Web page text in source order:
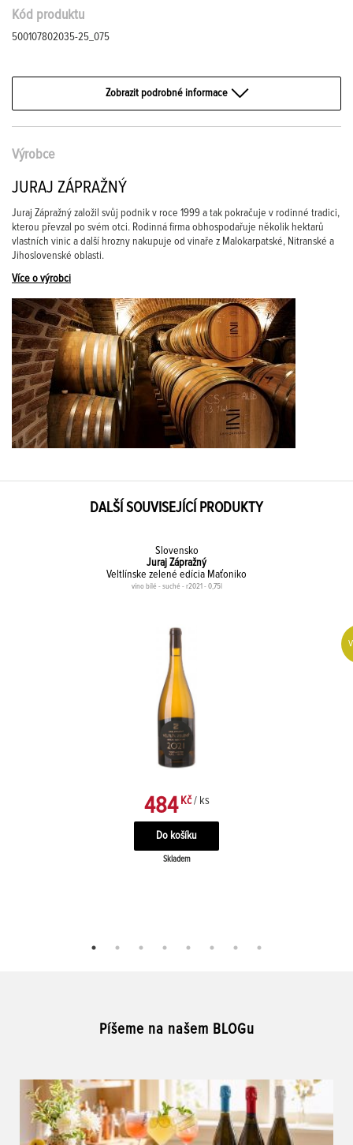
Kód produktu
500107802035-25_075
Zobrazit podrobné informace
Výrobce
JURAJ ZÁPRAŽNÝ
Juraj Zápražný založil svůj podnik v roce 1999 a tak pokračuje v rodinné tradici,
kterou převzal po svém otci. Rodinná firma obhospodařuje několik hektarů
vlastních vinic a další hrozny nakupuje od vinaře z Malokarpatské, Nitranské a
Jihoslovenské oblasti.
Více o výrobci
DALŠÍ SOUVISEJÍCÍ PRODUKTY
Slovensko
Juraj Zápražný
Veltlínske zelené edícia Maťoniko
víno bílé - suché - r2021 - 0,75l
484 Kč / ks
Skladem
Píšeme na našem BLOGu